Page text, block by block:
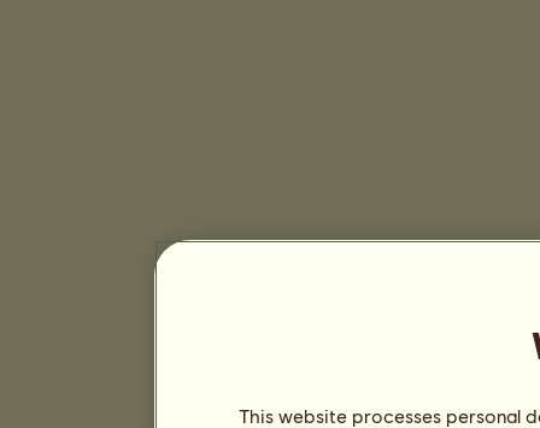
This website processes personal